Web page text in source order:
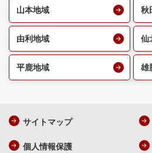
山本地域 秋
由利地域 仙
平鹿地域 雄
サイトマップ
個人情報保護